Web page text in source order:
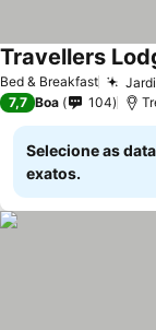
Bed & Breakfast
Travellers
7,7 Boa 104
Selecione as
exatos.